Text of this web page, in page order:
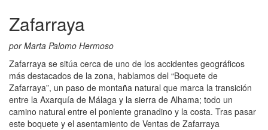
Zafarraya
por Marta Palomo Hermoso
Zafarraya se sitúa cerca de uno de los accidentes geográficos
más destacados de la zona, hablamos del “Boquete de
Zafarraya”, un paso de montaña natural que marca la transición
entre la Axarquía de Málaga y la sierra de Alhama; todo un
camino natural entre el poniente granadino y la costa. Tras pasar
este boquete y el asentamiento de Ventas de Zafarraya